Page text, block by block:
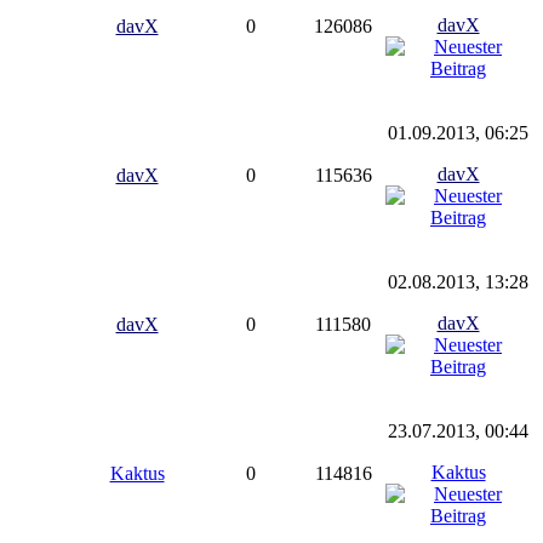
davX 0 126086
davX
davX 0 115636
01.09.2013, 06:25
davX
davX 0 111580
02.08.2013, 13:28
davX
Kaktus 0 114816
23.07.2013, 00:44
Kaktus